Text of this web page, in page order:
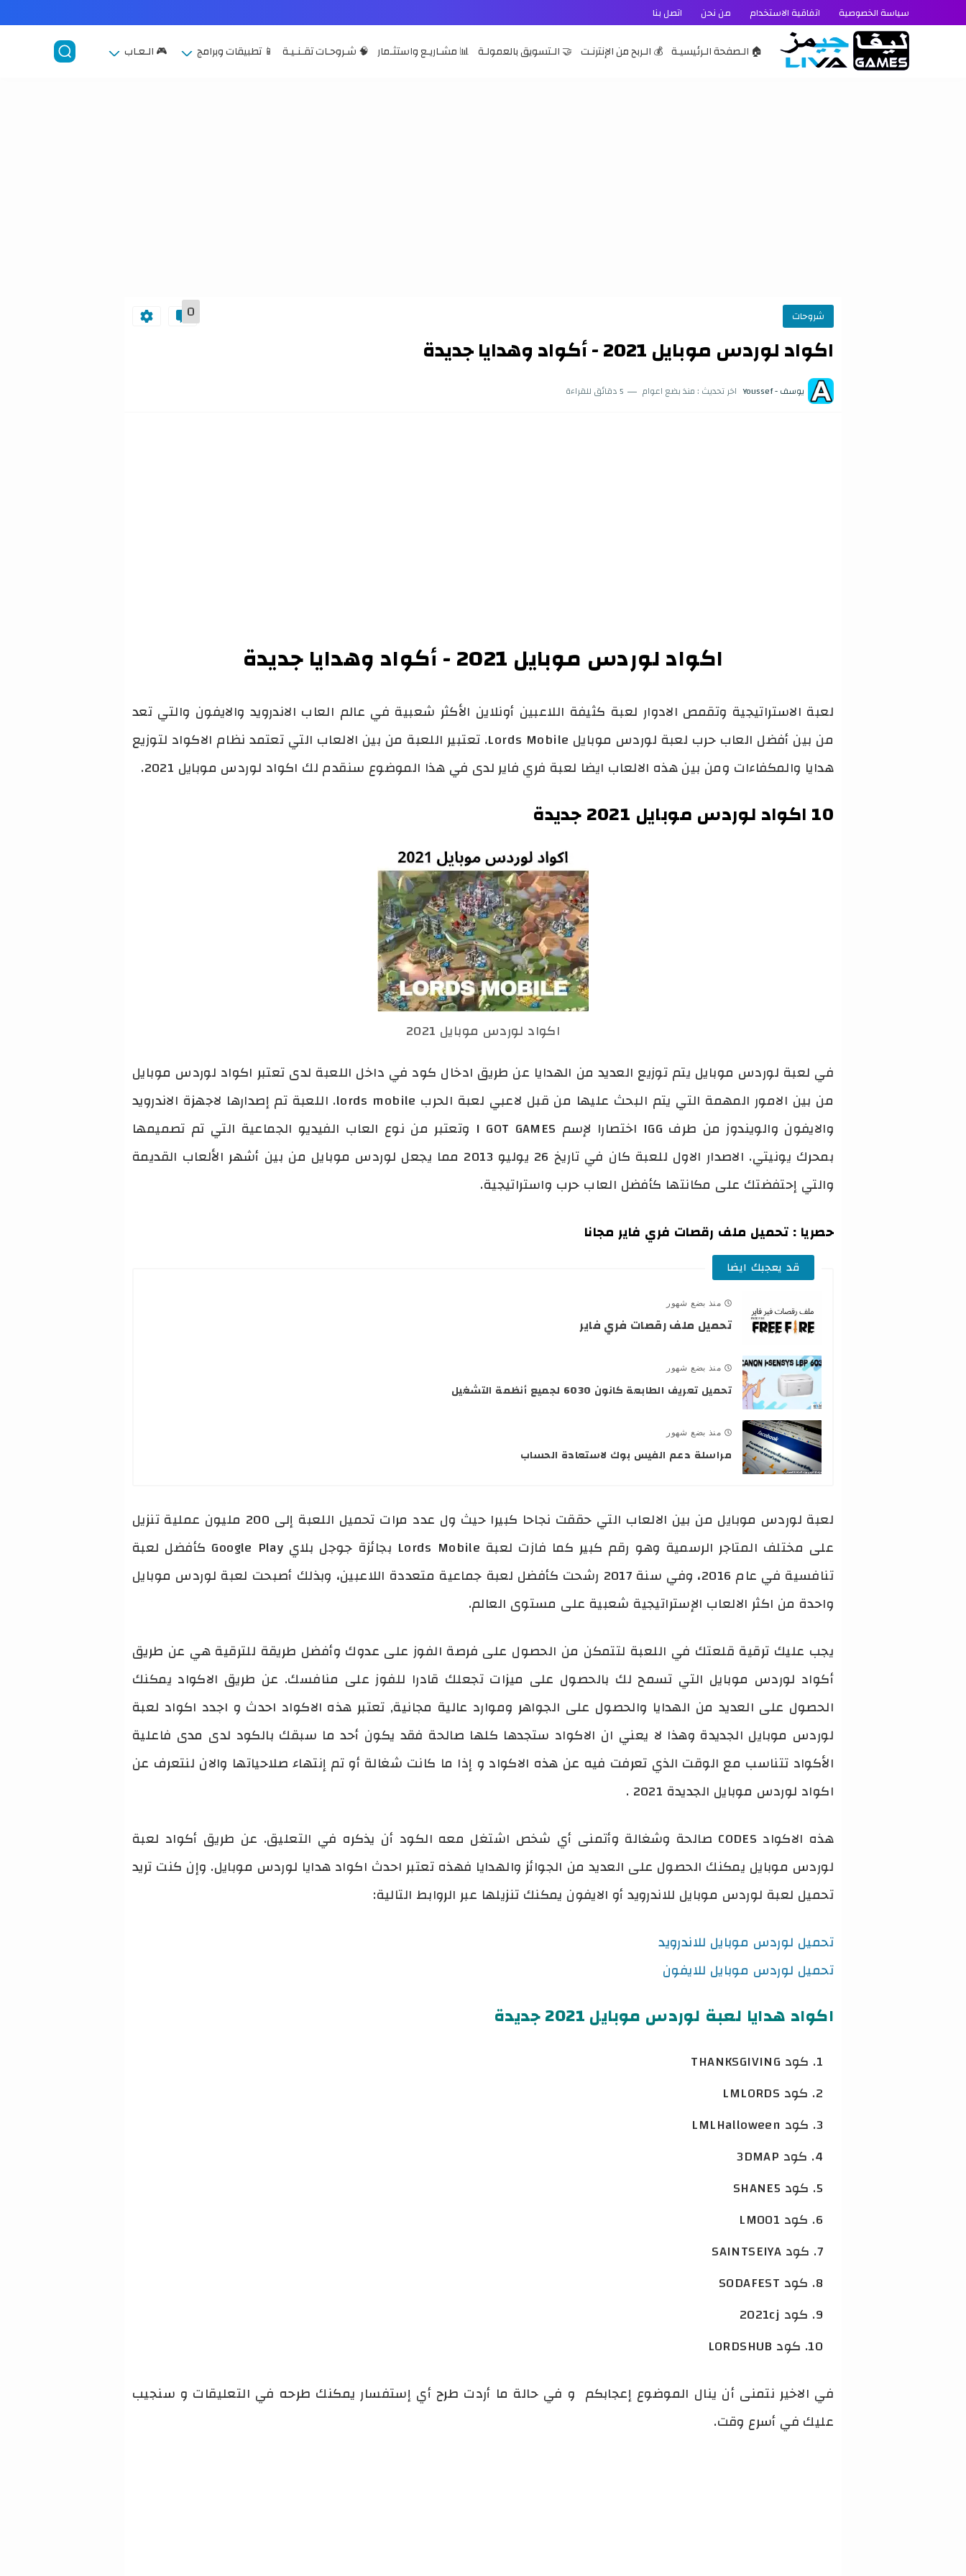
سياسة الخصوصية اتفاقية الاستخدام من نحن اتصل بنا
🏠 الـصفحة الـرئيسيـة 💰 الـربح من الإنترنـت 🤝 الـتسويق بالعمولـة 📊 مشـاريـع واستثـمار 🧠 شـروحـات تقـنـيـة 📱 تطبيقات وبرامج 🎮 الـعـاب
شروحات 0
اكواد لوردس موبايل 2021 - أكواد وهدايا جديدة
يوسف - Youssef اخر تحديث : منذ بضع اعوام 5 دقائق للقراءة
اكواد لوردس موبايل 2021 - أكواد وهدايا جديدة
لعبة الاستراتيجية وتقمص الادوار لعبة كثيفة اللاعبين أونلاين الأكثر شعبية في عالم العاب الاندرويد والايفون والتي تعد
من بين أفضل العاب حرب لعبة لوردس موبايل Lords Mobile. تعتبير اللعبة من بين الالعاب التي تعتمد نظام الاكواد لتوزيع
هدايا والمكفاءات ومن بين هذه الالعاب ايضا لعبة فري فاير لدى في هذا الموضوع سنقدم لك اكواد لوردس موبايل 2021.
10 اكواد لوردس موبايل 2021 جديدة
اكواد لوردس موبايل 2021
في لعبة لوردس موبايل يتم توزيع العديد من الهدايا عن طريق ادخال كود في داخل اللعبة لدى تعتبر اكواد لوردس موبايل
من بين الامور المهمة التي يتم البحث عليها من قبل لاعبي لعبة الحرب lords mobile. اللعبة تم إصدارها لاجهزة الاندرويد
والايفون والويندوز من طرف IGG اختصارا لإسم I GOT GAMES وتعتبر من نوع العاب الفيديو الجماعية التي تم تصميمها
بمحرك يونيتي. الاصدار الاول للعبة كان في تاريخ 26 يوليو 2013 مما يجعل لوردس موبايل من بين أشهر الألعاب القديمة
والتي إحتفضتك على مكانتها كأفضل العاب حرب واستراتيجية.
حصريا : تحميل ملف رقصات فري فاير مجانا
قد يعجبك ايضا
منذ بضع شهور
تحميل ملف رقصات فري فاير
منذ بضع شهور
تحميل تعريف الطابعة كانون 6030 لجميع أنظمة التشغيل
منذ بضع شهور
مراسلة دعم الفيس بوك لاستعادة الحساب
لعبة لوردس موبايل من بين الالعاب التي حققت نجاحا كبيرا حيث ول عدد مرات تحميل اللعبة إلى 200 مليون عملية تنزيل
على مختلف المتاجر الرسمية وهو رقم كبير كما فازت لعبة Lords Mobile بجائزة جوجل بلاي Google Play كأفضل لعبة
تنافسية في عام 2016، وفي سنة 2017 رشحت كأفضل لعبة جماعية متعددة اللاعبين، وبذلك أصبحت لعبة لوردس موبايل
واحدة من اكثر الالعاب الإستراتيجية شعبية على مستوى العالم.
يجب عليك ترقية قلعتك في اللعبة لتتمكن من الحصول على فرصة الفوز على عدوك وأفضل طريقة للترقية هي عن طريق
أكواد لوردس موبايل التي تسمح لك بالحصول على ميزات تجعلك قادرا للفوز على منافسك. عن طريق الاكواد يمكنك
الحصول على العديد من الهدايا والحصول على الجواهر وموارد عالية مجانية, تعتبر هذه الاكواد احدث و اجدد اكواد لعبة
لوردس موبايل الجديدة وهذا لا يعني ان الاكواد ستجدها كلها صالحة فقد يكون أحد ما سبقك بالكود لدى مدى فاعلية
الأكواد تتناسب مع الوقت الذي تعرفت فيه عن هذه الاكواد و إذا ما كانت شغالة أو تم إنتهاء صلاحياتها والان لنتعرف عن
اكواد لوردس موبايل الجديدة 2021 .
هذه الاكواد CODES صالحة وشغالة وأتمنى أي شخص اشتغل معه الكود أن يذكره في التعليق. عن طريق أكواد لعبة
لوردس موبايل يمكنك الحصول على العديد من الجوائز والهدايا فهذه تعتبر احدث اكواد هدايا لوردس موبايل. وإن كنت تريد
تحميل لعبة لوردس موبايل للاندرويد أو الايفون يمكنك تنزيلها عبر الروابط التالية:
تحميل لوردس موبايل للاندرويد
تحميل لوردس موبايل للايفون
اكواد هدايا لعبة لوردس موبايل 2021 جديدة
كود THANKSGIVING
كود LMLORDS
كود LMLHalloween
كود 3DMAP
كود SHANE5
كود LM001
كود SAINTSEIYA
كود SODAFEST
كود 2021cj
كود LORDSHUB
في الاخير نتمنى أن ينال الموضوع إعجابكم و في حالة ما أردت طرح أي إستفسار يمكنك طرحه في التعليقات و سنجيب
عليك في أسرع وقت.